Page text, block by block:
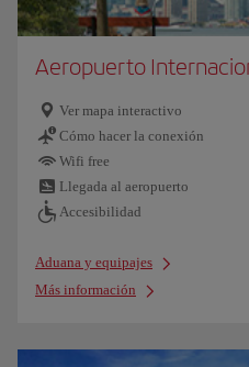
Aeropuerto
Ver mapa interactivo
Cómo hacer la conexión
Wifi free
Llegada al aeropuerto
Accesibilidad
Aduana y equipajes
Más información